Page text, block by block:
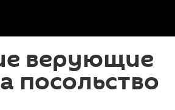
верующие
посольство